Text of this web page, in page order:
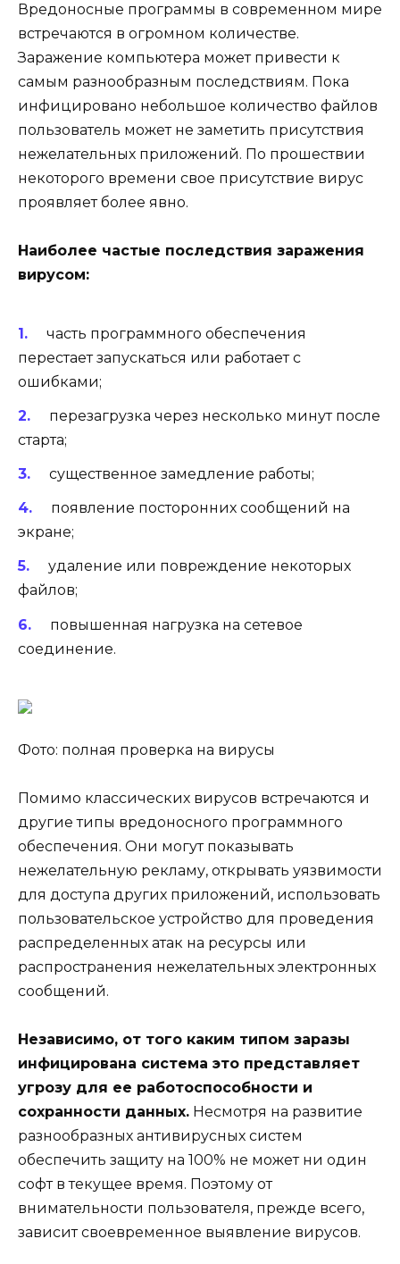
Вредоносные программы в современном мире
встречаются в огромном количестве.
Заражение компьютера может привести к
самым разнообразным последствиям. Пока
инфицировано небольшое количество файлов
пользователь может не заметить присутствия
нежелательных приложений. По прошествии
некоторого времени свое присутствие вирус
проявляет более явно.
Наиболее частые последствия заражения
вирусом:
часть программного обеспечения
перестает запускаться или работает с
ошибками;
перезагрузка через несколько минут после
старта;
существенное замедление работы;
появление посторонних сообщений на
экране;
удаление или повреждение некоторых
файлов;
повышенная нагрузка на сетевое
соединение.
Фото: полная проверка на вирусы
Помимо классических вирусов встречаются и
другие типы вредоносного программного
обеспечения. Они могут показывать
нежелательную рекламу, открывать уязвимости
для доступа других приложений, использовать
пользовательское устройство для проведения
распределенных атак на ресурсы или
распространения нежелательных электронных
сообщений.
Независимо, от того каким типом заразы
инфицирована система это представляет
угрозу для ее работоспособности и
сохранности данных. Несмотря на развитие
разнообразных антивирусных систем
обеспечить защиту на 100% не может ни один
софт в текущее время. Поэтому от
внимательности пользователя, прежде всего,
зависит своевременное выявление вирусов.